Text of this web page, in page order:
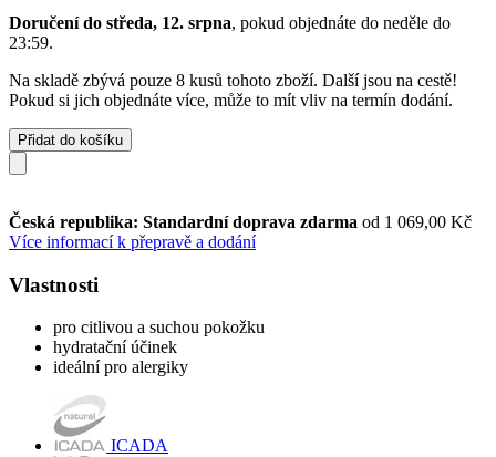
Doručení do středa, 12. srpna, pokud objednáte do neděle do
23:59.
Na skladě zbývá pouze 8 kusů tohoto zboží. Další jsou na cestě!
Pokud si jich objednáte více, může to mít vliv na termín dodání.
Přidat do košíku
Česká republika: Standardní doprava zdarma od 1 069,00 Kč
Více informací k přepravě a dodání
Vlastnosti
pro citlivou a suchou pokožku
hydratační účinek
ideální pro alergiky
ICADA